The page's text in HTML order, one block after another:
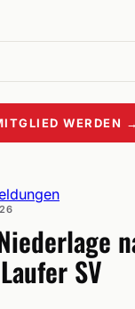
WERDEN →
SV